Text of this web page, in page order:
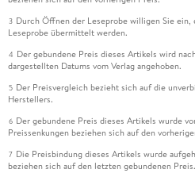
3 Durch Öffnen der Leseprobe willigen Sie ein,
Leseprobe übermittelt werden.
4 Der gebundene Preis dieses Artikels wird
dargestellten Datums vom Verlag angehoben.
5 Der Preisvergleich bezieht sich auf die
Herstellers.
6 Der gebundene Preis dieses Artikels wurde
Preissenkungen beziehen sich auf den
7 Die Preisbindung dieses Artikels wurde
beziehen sich auf den letzten gebundenen Preis.